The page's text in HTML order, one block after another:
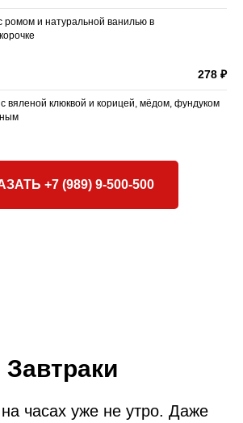
ромом и натуральной ванилью в
278 ₽
с вяленой клюквой и корицей, мёдом, фундуком
+7 (989) 9-500-500
Завтраки
часах уже не утро. Даже